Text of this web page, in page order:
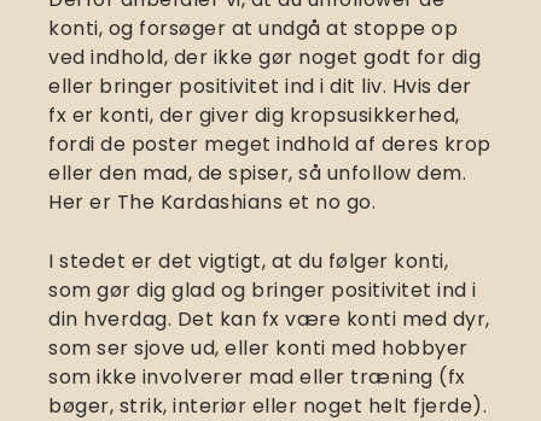
konti, og forsøger at undgå at stoppe op
ved indhold, der ikke gør noget godt for dig
eller bringer positivitet ind i dit liv. Hvis der
fx er konti, der giver dig kropsusikkerhed,
fordi de poster meget indhold af deres krop
eller den mad, de spiser, så unfollow dem.
Her er The Kardashians et no go.
I stedet er det vigtigt, at du følger konti,
som gør dig glad og bringer positivitet ind i
din hverdag. Det kan fx være konti med dyr,
som ser sjove ud, eller konti med hobbyer
som ikke involverer mad eller træning (fx
bøger, strik, interiør eller noget helt fjerde).